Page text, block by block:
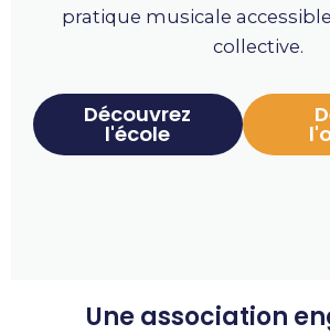
pratique musicale
collective.
Découvrez
l'école
Une association